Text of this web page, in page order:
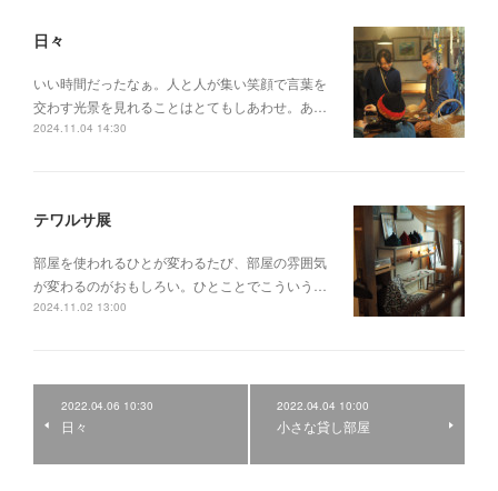
日々
いい時間だったなぁ。人と人が集い笑顔で言葉を
交わす光景を見れることはとてもしあわせ。あ…
2024.11.04 14:30
テワルサ展
部屋を使われるひとが変わるたび、部屋の雰囲気
が変わるのがおもしろい。ひとことでこういう…
2024.11.02 13:00
2022.04.06 10:30
日々
2022.04.04 10:00
小さな貸し部屋